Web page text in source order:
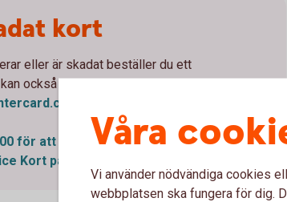
kort
eller är skadat beställer du ett
också ringa eller mejla
com
00 för att ersätta kort
Kort på 08-737 12 00
Våra
Vi använder nödvändiga cookies
webbplatsen ska fungera för dig.